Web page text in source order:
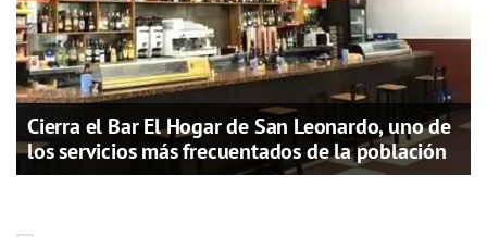
Cierra el Bar El Hogar de San Leonardo, uno de
los servicios más frecuentados de la población